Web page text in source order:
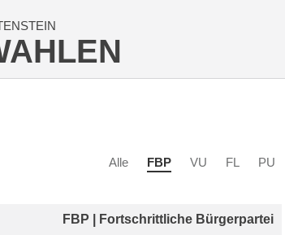
Alle FBP VU FL PU
FBP | Fortschrittliche Bürgerpartei